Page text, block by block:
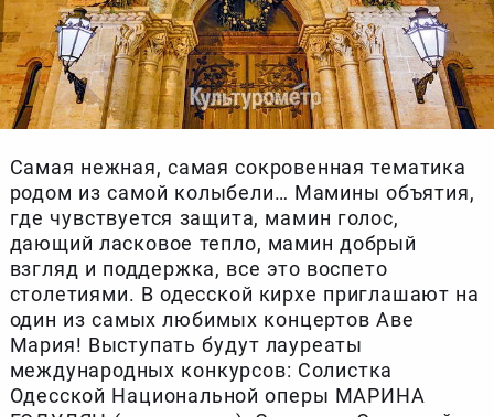
Самая нежная, самая сокровенная тематика
родом из самой колыбели… Мамины объятия,
где чувствуется защита, мамин голос,
дающий ласковое тепло, мамин добрый
взгляд и поддержка, все это воспето
столетиями. В одесской кирхе приглашают на
один из самых любимых концертов Аве
Мария! Выступать будут лауреаты
международных конкурсов: Солистка
Одесской Национальной оперы МАРИНА